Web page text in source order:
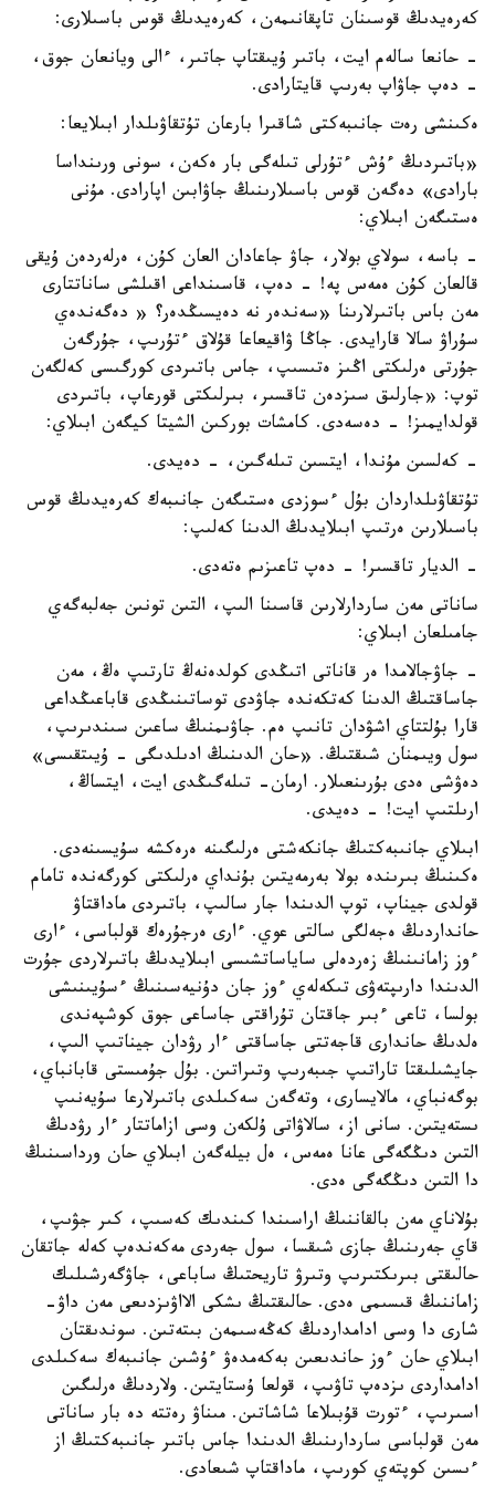
كەرەيدىڭ قوسىنان تاپقانىمەن، كەرەيدىڭ قوس باسىلارى:
- حانعا سالەم ايت، باتىر ۇيىقتاپ جاتىر، ءالى ويانعان جوق،
- دەپ جاۋاپ بەرىپ قايتارادى.
ەكىنشى رەت جانىبەكتى شاقىرا بارعان تۇتقاۋىلدار ابىلايعا:
«باتىردىڭ ءۇش ءتۇرلى تىلەگى بار ەكەن، سونى ورىنداسا
بارادى» دەگەن قوس باسىلارىنىڭ جاۋابىن اپارادى. مۇنى
ەستىگەن ابىلاي:
- باسە، سولاي بولار، جاۋ جاعادان العان كۇن، ەرلەردەن ۇيقى
قالعان كۇن ەمەس پە! - دەپ، قاسىنداعى اقىلشى ساناتتارى
مەن باس باتىرلارىنا «سەندەر نە دەيسىڭدەر؟ « دەگەندەي
سۇراۋ سالا قارايدى. جاڭا ۋاقيعاعا قۇلاق ءتۇرىپ، جۇرگەن
جۇرتى ەرلىكتى اڭىز ەتىسىپ، جاس باتىردى كورگىسى كەلگەن
توپ: «جارلىق سىزدەن تاقسىر، بىرلىكتى قورعاپ، باتىردى
قولدايمىز! - دەسەدى. كامشات بوركىن الشيتا كيگەن ابىلاي:
- كەلسىن مۇندا، ايتسىن تىلەگىن، - دەيدى.
تۇتقاۋىلداردان بۇل ءسوزدى ەستىگەن جانىبەك كەرەيدىڭ قوس
باسىلارىن ەرتىپ ابىلايدىڭ الدىنا كەلىپ:
- الديار تاقسىر! - دەپ تاعىزىم ەتەدى.
ساناتى مەن ساردارلارىن قاسىنا الىپ، التىن تونىن جەلبەگەي
جامىلعان ابىلاي:
- جاۋجالامدا ەر قاناتى اتىڭدى كولدەنەڭ تارتىپ ەڭ، مەن
جاساقتىڭ الدىنا كەتكەندە جاۋدى توساتىنىڭدى قاباعىڭداعى
قارا بۇلتتاي اشۋدان تانىپ ەم. جاۋىمنىڭ ساعىن سىندىرىپ،
سول ويىمنان شىقتىڭ. «حان الدىنىڭ ادىلدىگى - ۇيىتقىسى»
دەۋشى ەدى بۇرىنعىلار. ارمان- تىلەگىڭدى ايت، ايتساڭ،
ارىلتىپ ايت! - دەيدى.
ابىلاي جانىبەكتىڭ جانكەشتى ەرلىگىنە ەرەكشە سۇيسىنەدى.
ەكىنىڭ بىرىندە بولا بەرمەيتىن بۇنداي ەرلىكتى كورگەندە تامام
قولدى جيناپ، توپ الدىندا جار سالىپ، باتىردى ماداقتاۋ
حانداردىڭ ەجەلگى سالتى عوي. ءارى ەرجۇرەك قولباسى، ءارى
ءوز زامانىنىڭ زەردەلى ساياساتشىسى ابىلايدىڭ باتىرلاردى جۇرت
الدىندا دارىپتەۋى تىكەلەي ءوز جان دۇنيەسىنىڭ ءسۇيىنىشى
بولسا، تاعى ءبىر جاقتان تۇراقتى جاساعى جوق كوشپەندى
ەلدىڭ حاندارى قاجەتتى جاساقتى ءار رۋدان جيناتىپ الىپ،
جايشىلىقتا تاراتىپ جىبەرىپ وتىراتىن. بۇل جۇمىستى قابانباي،
بوگەنباي، مالايسارى، وتەگەن سەكىلدى باتىرلارعا سۇيەنىپ
ىستەيتىن. سانى از، سالاۋاتى ۇلكەن وسى ازاماتتار ءار رۋدىڭ
التىن دىڭگەگى عانا ەمەس، ەل بيلەگەن ابىلاي حان ورداسىنىڭ
دا التىن دىڭگەگى ەدى.
بۇلاناي مەن بالقاننىڭ اراسىندا كىندىك كەسىپ، كىر جۋىپ،
قاي جەرىنىڭ جازى شىقسا، سول جەردى مەكەندەپ كەلە جاتقان
حالىقتى بىرىكتىرىپ وتىرۋ تاريحتىڭ ساباعى، جاۋگەرشىلىك
زاماننىڭ قىسىمى ەدى. حالىقتىڭ ىشكى الااۋىزدىعى مەن داۋ-
شارى دا وسى ادامداردىڭ كەڭەسىمەن بىتەتىن. سوندىقتان
ابىلاي حان ءوز حاندىعىن بەكەمدەۋ ءۇشىن جانىبەك سەكىلدى
ادامداردى ىزدەپ تاۋىپ، قولعا ۇستايتىن. ولاردىڭ ەرلىگىن
اسىرىپ، ءتورت قۇبىلاعا شاشاتىن. مىناۋ رەتتە دە بار ساناتى
مەن قولباسى ساردارىنىڭ الدىندا جاس باتىر جانىبەكتىڭ از
ءىسىن كوپتەي كورىپ، ماداقتاپ شىعادى.